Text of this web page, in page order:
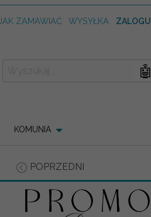
JAK ZAMAWIAĆ WYSYŁKA
🤖
KOMUNIA
POPRZEDNI